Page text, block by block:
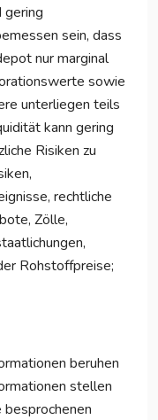
sein, dass
nur marginal
sowie
unterliegen teils
kann gering
Risiken zu
rechtliche
Zölle,
Rohstoffpreise;
beruhen
stellen